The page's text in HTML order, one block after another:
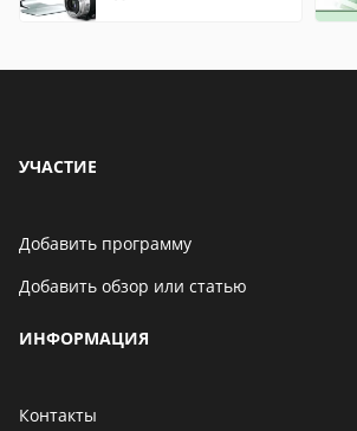
УЧАСТИЕ
Добавить программу
Добавить обзор или статью
ИНФОРМАЦИЯ
Контакты